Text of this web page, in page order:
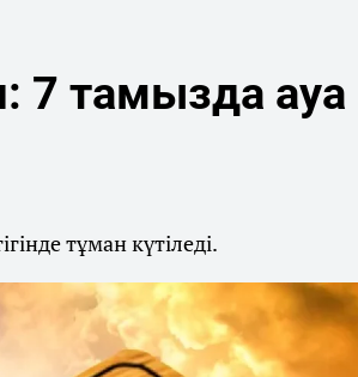
7 тамызда ауа
тұман күтіледі.